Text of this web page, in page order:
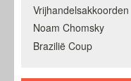
Vrijhandelsakkoorden
Noam Chomsky
Brazilië Coup